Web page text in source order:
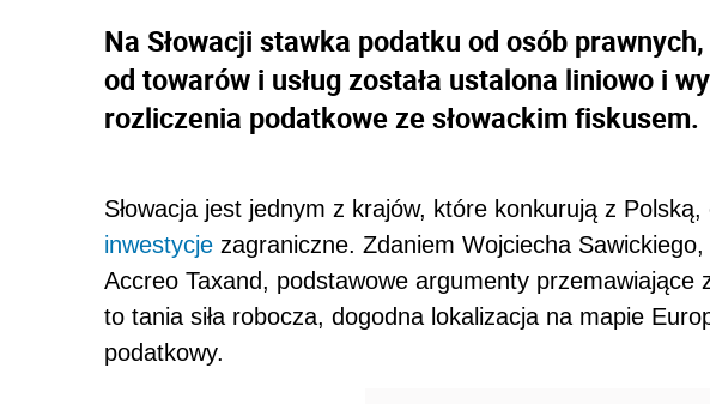
Na Słowacji stawka podatku od osób
od towarów i usług została ustalona liniowo i
rozliczenia podatkowe ze słowackim fiskusem.
Słowacja jest jednym z krajów, które konkurują z
inwestycje zagraniczne. Zdaniem Wojciecha
Accreo Taxand, podstawowe argumenty przemawiające
to tania siła robocza, dogodna lokalizacja na mapie
podatkowy.